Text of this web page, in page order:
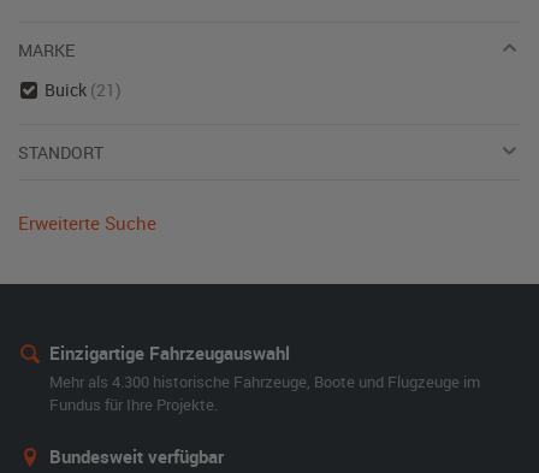
MARKE
Buick (21)
STANDORT
Erweiterte Suche
Einzigartige Fahrzeugauswahl
Mehr als 4.300 historische Fahrzeuge, Boote und Flugzeuge im
Fundus für Ihre Projekte.
Bundesweit verfügbar